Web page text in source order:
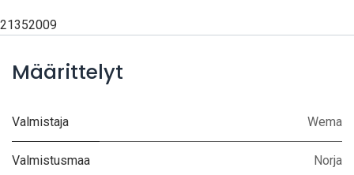
21352009
Määrittelyt
Valmistaja Wema
Valmistusmaa Norja